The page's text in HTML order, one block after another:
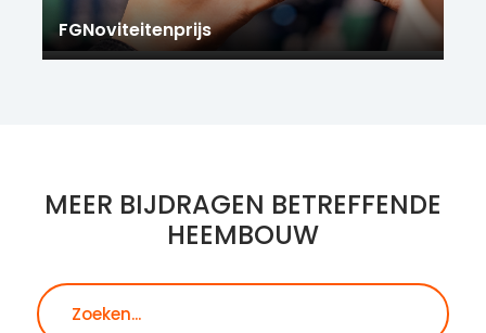
FGNoviteitenprijs
MEER BIJDRAGEN BETREFFENDE
HEEMBOUW